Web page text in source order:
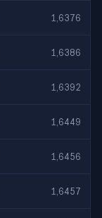
1,6376
1,6386
1,6392
1,6449
1,6456
1,6457